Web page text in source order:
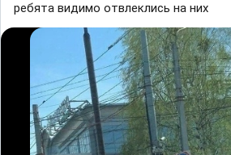
ребята видимо отвлеклись на них